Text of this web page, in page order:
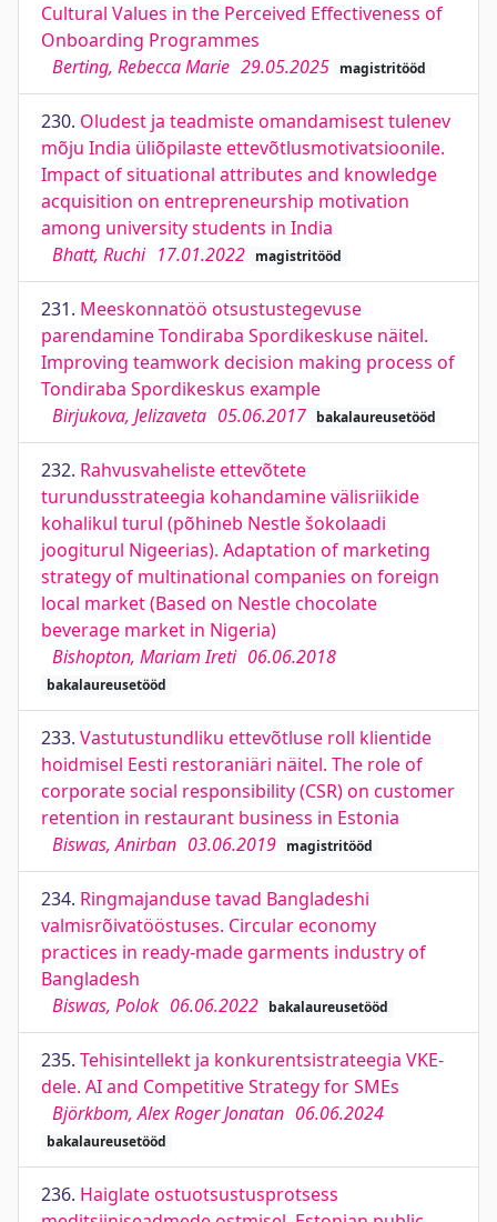
Cultural Values in the Perceived Effectiveness of
Onboarding Programmes
Berting, Rebecca Marie 29.05.2025 magistritööd
230. Oludest ja teadmiste omandamisest tulenev
mõju India üliõpilaste ettevõtlusmotivatsioonile.
Impact of situational attributes and knowledge
acquisition on entrepreneurship motivation
among university students in India
Bhatt, Ruchi 17.01.2022 magistritööd
231. Meeskonnatöö otsustustegevuse
parendamine Tondiraba Spordikeskuse näitel.
Improving teamwork decision making process of
Tondiraba Spordikeskus example
Birjukova, Jelizaveta 05.06.2017 bakalaureusetööd
232. Rahvusvaheliste ettevõtete
turundusstrateegia kohandamine välisriikide
kohalikul turul (põhineb Nestle šokolaadi
joogiturul Nigeerias). Adaptation of marketing
strategy of multinational companies on foreign
local market (Based on Nestle chocolate
beverage market in Nigeria)
Bishopton, Mariam Ireti 06.06.2018
bakalaureusetööd
233. Vastutustundliku ettevõtluse roll klientide
hoidmisel Eesti restoraniäri näitel. The role of
corporate social responsibility (CSR) on customer
retention in restaurant business in Estonia
Biswas, Anirban 03.06.2019 magistritööd
234. Ringmajanduse tavad Bangladeshi
valmisrõivatööstuses. Circular economy
practices in ready-made garments industry of
Bangladesh
Biswas, Polok 06.06.2022 bakalaureusetööd
235. Tehisintellekt ja konkurentsistrateegia VKE-
dele. AI and Competitive Strategy for SMEs
Björkbom, Alex Roger Jonatan 06.06.2024
bakalaureusetööd
236. Haiglate ostuotsustusprotsess